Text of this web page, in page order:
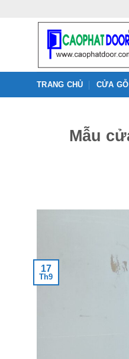
TRANG CHỦ CỬA
Mẫu
17
Th9